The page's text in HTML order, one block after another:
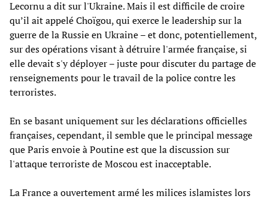
Lecornu a dit sur l'Ukraine. Mais il est difficile de croire
qu’il ait appelé Choïgou, qui exerce le leadership sur la
guerre de la Russie en Ukraine – et donc, potentiellement,
sur des opérations visant à détruire l'armée française, si
elle devait s'y déployer – juste pour discuter du partage de
renseignements pour le travail de la police contre les
terroristes.
En se basant uniquement sur les déclarations officielles
françaises, cependant, il semble que le principal message
que Paris envoie à Poutine est que la discussion sur
l'attaque terroriste de Moscou est inacceptable.
La France a ouvertement armé les milices islamistes lors